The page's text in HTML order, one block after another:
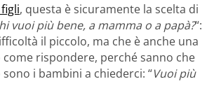
, questa è sicuramente la scelta di
vuoi più bene, a mamma o a papà?“:
il piccolo, ma che è anche una
rispondere, perché sanno che
i bambini a chiederci: “Vuoi più